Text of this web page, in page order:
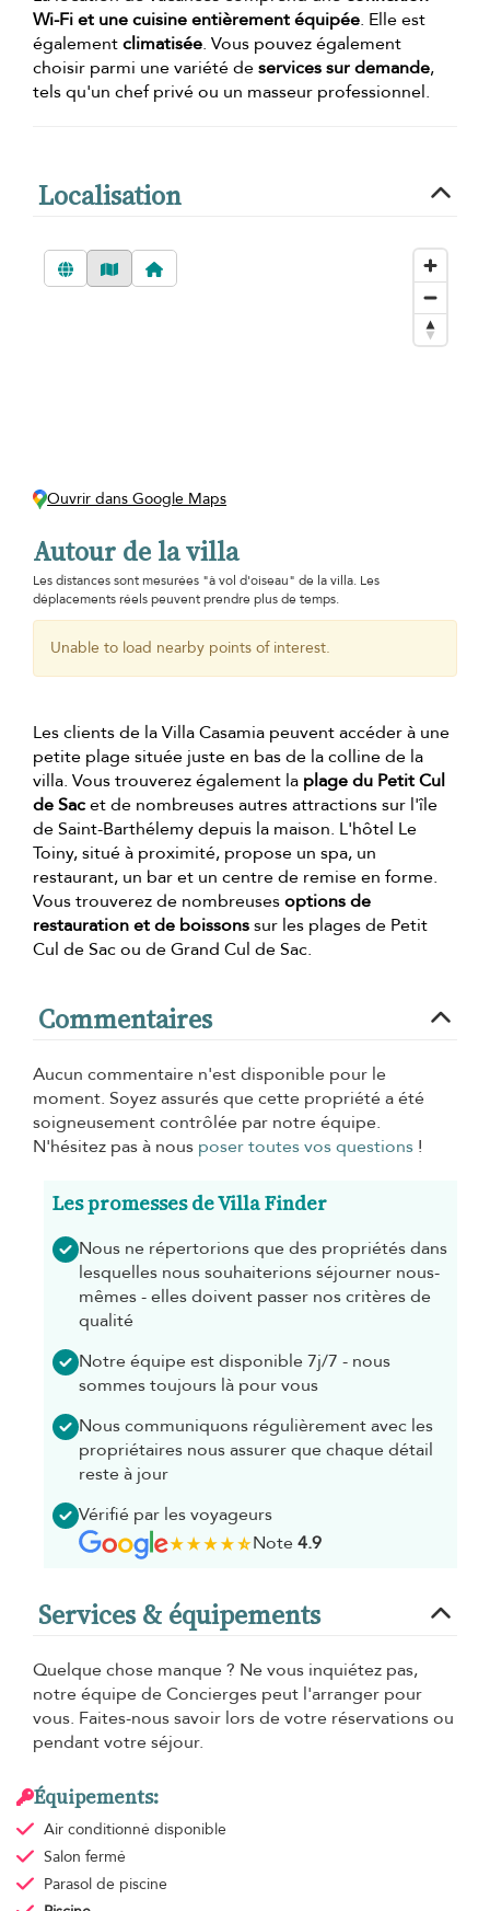
Wi-Fi et une cuisine entièrement équipée. Elle est
égalementclimatisée. Vous pouvez également
choisir parmi une variété deservices sur demande,
tels qu'un chef privé ou un masseur professionnel.
Localisation
Ouvrir dans Google Maps
Autour de la villa
Les distances sont mesurées "à vol d'oiseau" de la villa. Les
déplacements réels peuvent prendre plus de temps.
Unable to load nearby points of interest.
Les clients de la Villa Casamia peuvent accéder à une
petite plage située juste en bas de la colline de la
villa. Vous trouverez également la plage du Petit Cul
de Sacet de nombreuses autres attractions sur l'île
de Saint-Barthélemy depuis la maison. L'hôtel Le
Toiny, situé à proximité, propose un spa, un
restaurant, un bar et un centre de remise en forme.
Vous trouverez de nombreusesoptions de
restauration et de boissonssur les plages de Petit
Cul de Sac ou de Grand Cul de Sac.
Commentaires
Aucun commentaire n'est disponible pour le
moment. Soyez assurés que cette propriété a été
soigneusement contrôlée par notre équipe.
N'hésitez pas à nous poser toutes vos questions !
Les promesses de Villa Finder
Nous ne répertorions que des propriétés dans
lesquelles nous souhaiterions séjourner nous-
mêmes - elles doivent passer nos critères de
qualité
Notre équipe est disponible 7j/7 - nous
sommes toujours là pour vous
Nous communiquons régulièrement avec les
propriétaires nous assurer que chaque détail
reste à jour
Vérifié par les voyageurs
Note4.9
Services & équipements
Quelque chose manque ? Ne vous inquiétez pas,
notre équipe de Concierges peut l'arranger pour
vous. Faites-nous savoir lors de votre réservations ou
pendant votre séjour.
Équipements:
Air conditionné disponible
Salon fermé
Parasol de piscine